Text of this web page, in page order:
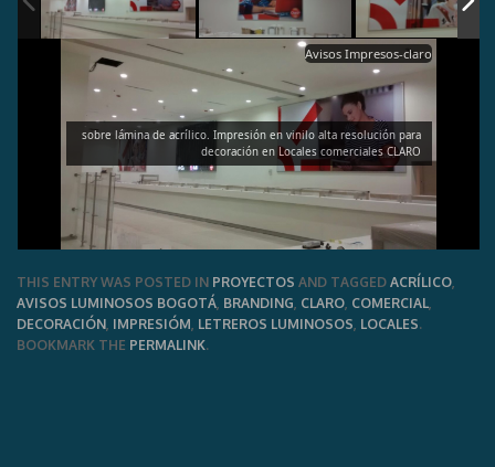
THIS ENTRY WAS POSTED IN PROYECTOS AND TAGGED ACRÍLICO
AVISOS LUMINOSOS BOGOTÁ BRANDING CLARO COMERCIAL
DECORACIÓN IMPRESIÓM LETREROS LUMINOSOS LOCALES.
BOOKMARK THE PERMALINK.